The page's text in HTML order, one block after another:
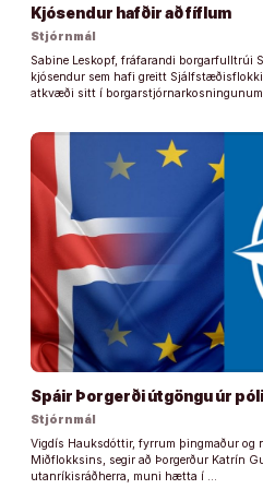
Kjósendur hafðir að fíflum
Stjórnmál
Sabine Leskopf, fráfarandi borgarfulltrúi
kjósendur sem hafi greitt
atkvæði sitt í
Spáir Þorgerði útgöngu úr
Stjórnmál
Vigdís Hauksdóttir, fyrrum þingmaður og
Miðflokksins, segir að Þorgerður Katrín
utanríkisráðherra, muni hætta í …